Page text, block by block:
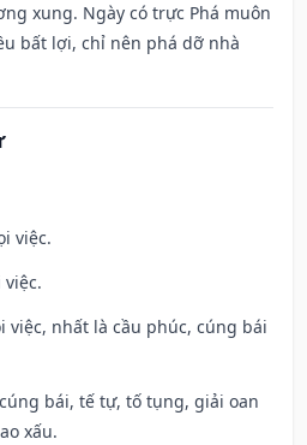
xung. Ngày có trực Phá muôn
bất lợi, chỉ nên phá dỡ nhà
việc.
việc.
việc, nhất là cầu phúc, cúng bái
bái, tế tự, tố tụng, giải oan
xấu.